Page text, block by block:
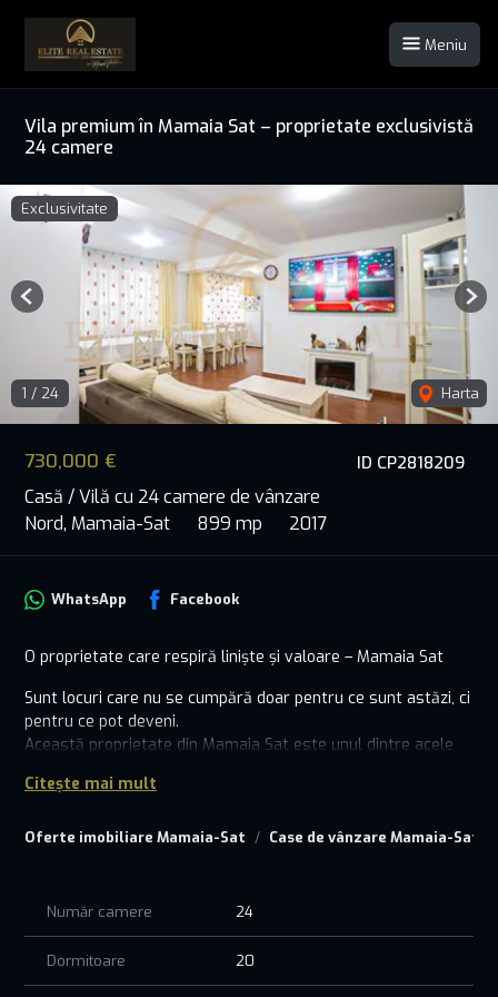
Meniu
Vila premium în Mamaia Sat – proprietate exclusivistă
24 camere
ID CP2818209
730,000 €
Casă / Vilă cu 24 camere de vânzare
Nord, Mamaia-Sat
899 mp 2017
Exclusivitate
1 / 24 Harta
Previous
Oferte imobiliare Mamaia-Sat Case de vânzare Mamaia-Sat
WhatsApp Facebook
O proprietate care respiră liniște și valoare – Mamaia Sat
Sunt locuri care nu se cumpără doar pentru ce sunt astăzi, ci
pentru ce pot deveni.
Această proprietate din Mamaia Sat este unul dintre acele
întâlnesc firesc, oferind atât confort, cât și perspective
proporții generoase, funcționalitate atent gândită și o stare
compromisuri, cu accent pe durabilitate și confort real.
Construită în 2017, proprietatea se desfășoară pe un teren
Citește mai mult
Număr camere 24
Dormitoare 20